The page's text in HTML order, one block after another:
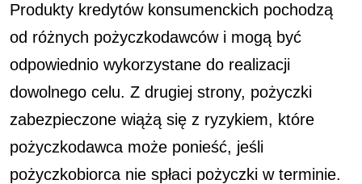
Produkty kredytów konsumenckich pochodzą
od różnych pożyczkodawców i mogą być
odpowiednio wykorzystane do realizacji
dowolnego celu. Z drugiej strony, pożyczki
zabezpieczone wiążą się z ryzykiem, które
pożyczkodawca może ponieść, jeśli
pożyczkobiorca nie spłaci pożyczki w terminie.